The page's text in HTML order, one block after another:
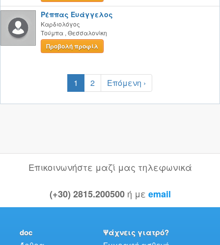
Ρέππας Ευάγγελος
Καρδιολόγος
Τούμπα , Θεσσαλονίκη
Προβολή προφίλ
1 2 Επόμενη ›
Επικοινωνήστε μαζί μας τηλεφωνικά
(+30) 2815.200500 ή με email
doc Ψάχνεις γιατρό?